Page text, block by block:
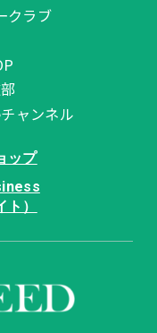
クラブ
ャンネル
ップ
）